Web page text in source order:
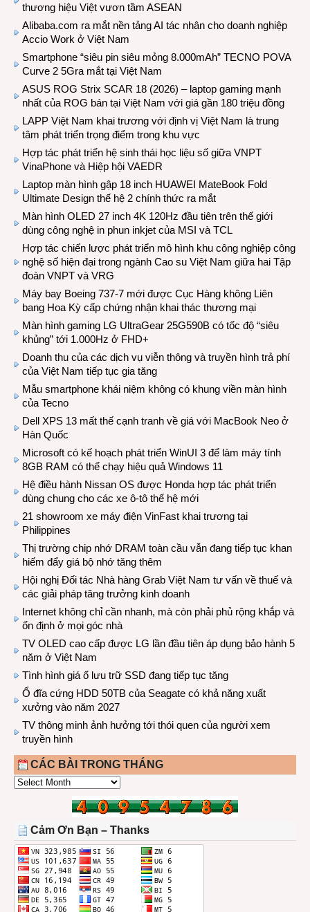
thương hiệu Việt vươn tầm ASEAN
Alibaba.com ra mắt nền tảng AI tác nhân cho doanh nghiệp
Accio Work ở Việt Nam
Smartphone “siêu pin siêu mỏng 8.000mAh” TECNO POVA
Curve 2 5Gra mắt tại Việt Nam
ASUS ROG Strix SCAR 18 (2026) – laptop gaming mạnh
nhất của ROG bán tại Việt Nam với giá gần 180 triệu đồng
LAPP Việt Nam khai trương với định vị Việt Nam là trung
tâm phát triển trọng điểm trong khu vực
Hợp tác phát triển hệ sinh thái học liệu số giữa VNPT
VinaPhone và Hiệp hội VAEDR
Laptop màn hình gập 18 inch HUAWEI MateBook Fold
Ultimate Design thế hệ 2 chính thức ra mắt
Màn hình OLED 27 inch 4K 120Hz đầu tiên trên thế giới
dùng công nghệ in phun inkjet của MSI và TCL
Hợp tác chiến lược phát triển mô hình khu công nghiệp công
nghệ số hiện đại trong ngành Cao su Việt Nam giữa hai Tập
đoàn VNPT và VRG
Máy bay Boeing 737-7 mới được Cục Hàng không Liên
bang Hoa Kỳ cấp chứng nhận khai thác thương mại
Màn hình gaming LG UltraGear 25G590B có tốc độ “siêu
khủng” tới 1.000Hz ở FHD+
Doanh thu của các dịch vụ viễn thông và truyền hình trả phí
của Việt Nam tiếp tục gia tăng
Mẫu smartphone khái niệm không có khung viền màn hình
của Tecno
Dell XPS 13 mất thế cạnh tranh về giá với MacBook Neo ở
Hàn Quốc
Microsoft có kế hoạch phát triển WinUI 3 để làm máy tính
8GB RAM có thể chạy hiệu quả Windows 11
Hệ điều hành Nissan OS được Honda hợp tác phát triển
dùng chung cho các xe ô-tô thế hệ mới
21 showroom xe máy điện VinFast khai trương tại
Philippines
Thị trường chip nhớ DRAM toàn cầu vẫn đang tiếp tục khan
hiếm đẩy giá bộ nhớ tăng thêm
Hội nghị Đối tác Nhà hàng Grab Việt Nam tư vấn về thuế và
các giải pháp tăng trưởng kinh doanh
Internet không chỉ cần nhanh, mà còn phải phủ rộng khắp và
ổn định ở mọi góc nhà
TV OLED cao cấp được LG lần đầu tiên áp dụng bảo hành 5
năm ở Việt Nam
Tình hình giá ổ lưu trữ SSD đang tiếp tục tăng
Ổ đĩa cứng HDD 50TB của Seagate có khả năng xuất
xưởng vào năm 2027
TV thông minh ảnh hưởng tới thói quen của người xem
truyền hình
CÁC BÀI TRONG THÁNG
CÁC
THÁNG
Cảm Ơn Bạn – Thanks